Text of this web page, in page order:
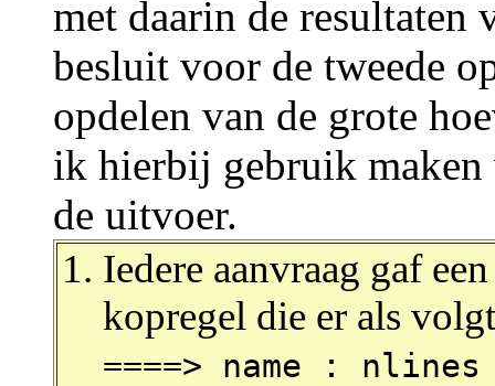
met daarin de resultaten
besluit voor de tweede
opdelen van de grote
ik hierbij gebruik maken
de uitvoer.
Iedere aanvraag gaf een
kopregel die er als
====> name : nlines